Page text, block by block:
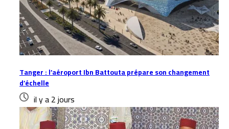
Tanger : l’aéroport Ibn Battouta prépare son changement
d’échelle
il y a 2 jours